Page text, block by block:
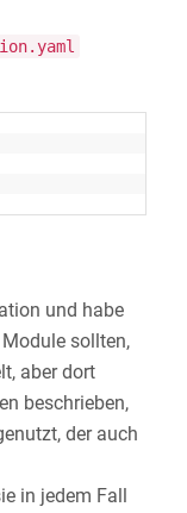
und habe
sollten,
aber dort
beschrieben,
der auch
in jedem Fall